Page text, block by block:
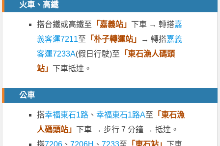
火車、高鐵
搭台鐵或高鐵至 「嘉義站」 下車 → 轉搭嘉
義客運7211至 「朴子轉運站」 → 轉搭嘉義
客運7233A(假日行駛)至 「東石漁人碼頭
站」 下車抵達。
公車
搭幸福東石1路 、幸福東石1路A至 「東石漁
人碼頭站」 下車 → 步行 7 分鐘 → 抵達。